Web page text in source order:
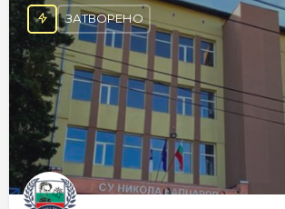
ЗАТВОРЕНО